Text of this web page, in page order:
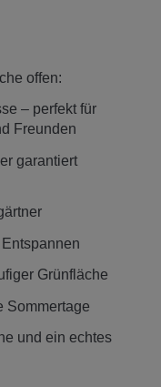
offen:
– perfekt für
Freunden
garantiert
Grünfläche
Sommertage
und ein echtes